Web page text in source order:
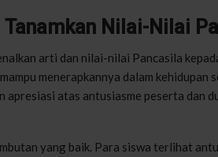
Tanamkan Nilai-Nilai
arti dan nilai-nilai Pancasila
mampu menerapkannya dalam kehidupan
apresiasi atas antusiasme peserta dan
yang baik. Para siswa terlihat